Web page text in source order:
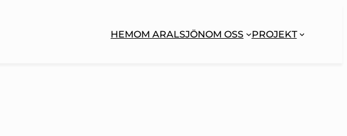
HEMOM ARALSJÖNOM OSS PROJEKT